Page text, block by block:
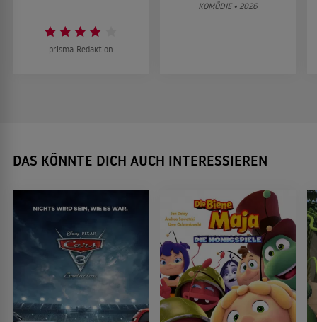
prisma-Redaktion
KOMÖDIE • 2026
DAS KÖNNTE DICH AUCH INTERESSIEREN